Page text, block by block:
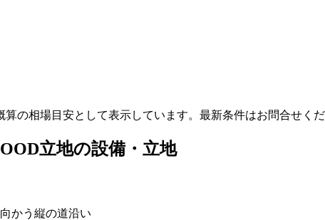
の相場目安として表示しています。最新条件はお問合せく
立地の設備・立地
かう縦の道沿い